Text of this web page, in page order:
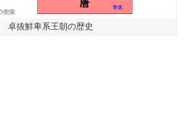
卓抜鮮卑系王朝の歴史